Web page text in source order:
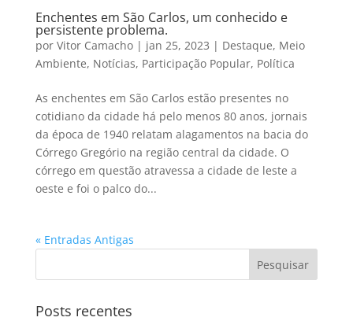
Enchentes em São Carlos, um conhecido e
persistente problema.
por Vitor Camacho| jan 25, 2023 | Destaque, Meio
Ambiente, Notícias, Participação Popular, Política
As enchentes em São Carlos estão presentes no
cotidiano da cidade há pelo menos 80 anos, jornais
da época de 1940 relatam alagamentos na bacia do
Córrego Gregório na região central da cidade. O
córrego em questão atravessa a cidade de leste a
oeste e foi o palco do...
« Entradas Antigas
Posts recentes